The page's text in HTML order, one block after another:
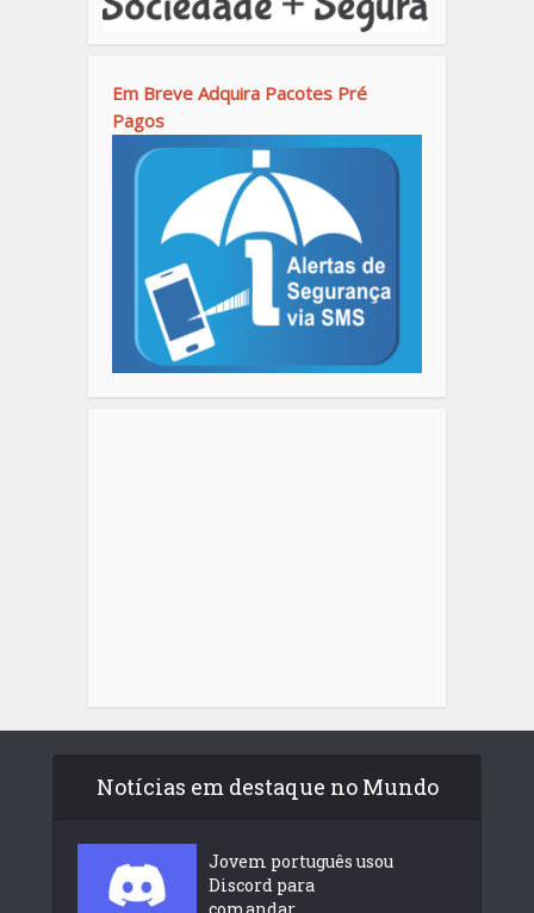
Em Breve Adquira Pacotes Pré
Pagos
Notícias em destaque no Mundo
Jovem português usou
Discord para